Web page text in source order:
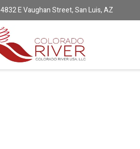
4832 E Vaughan Street, San Luis, AZ